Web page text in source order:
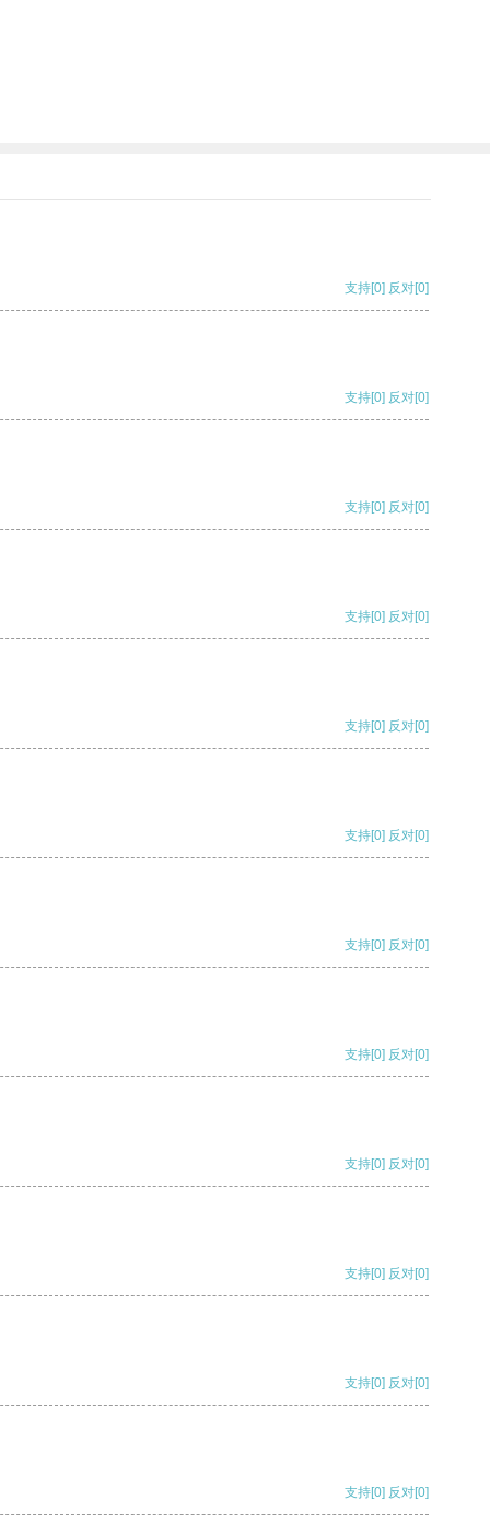
支持[0] 反对[0]
支持[0] 反对[0]
支持[0] 反对[0]
支持[0] 反对[0]
支持[0] 反对[0]
支持[0] 反对[0]
支持[0] 反对[0]
支持[0] 反对[0]
支持[0] 反对[0]
支持[0] 反对[0]
支持[0] 反对[0]
支持[0] 反对[0]